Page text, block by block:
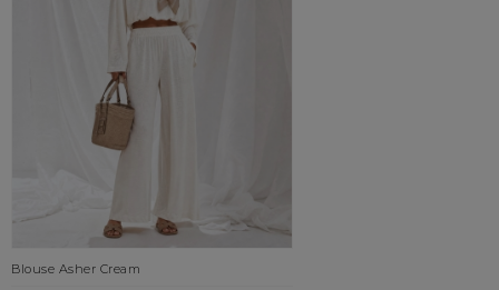
Blouse Asher Cream